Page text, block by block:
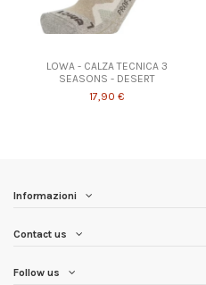
LOWA - CALZA TECNICA 3
SEASONS - DESERT
17,90 €
Informazioni
Contact us
Follow us